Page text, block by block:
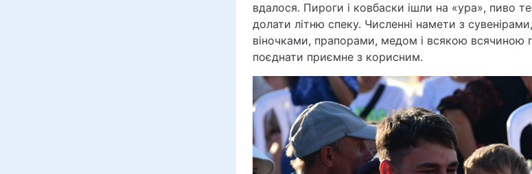
вдалося. Пироги і ковбаски ішли на «ура», пиво
долати літню спеку. Численні намети з
віночками, прапорами, медом і всякою всячиною
поєднати приємне з корисним.